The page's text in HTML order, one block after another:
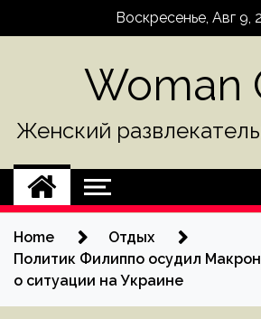
Воскресенье, Авг 9,
Woman
Женский
Home
Отдых
Политик Филиппо осудил
о ситуации на Украине